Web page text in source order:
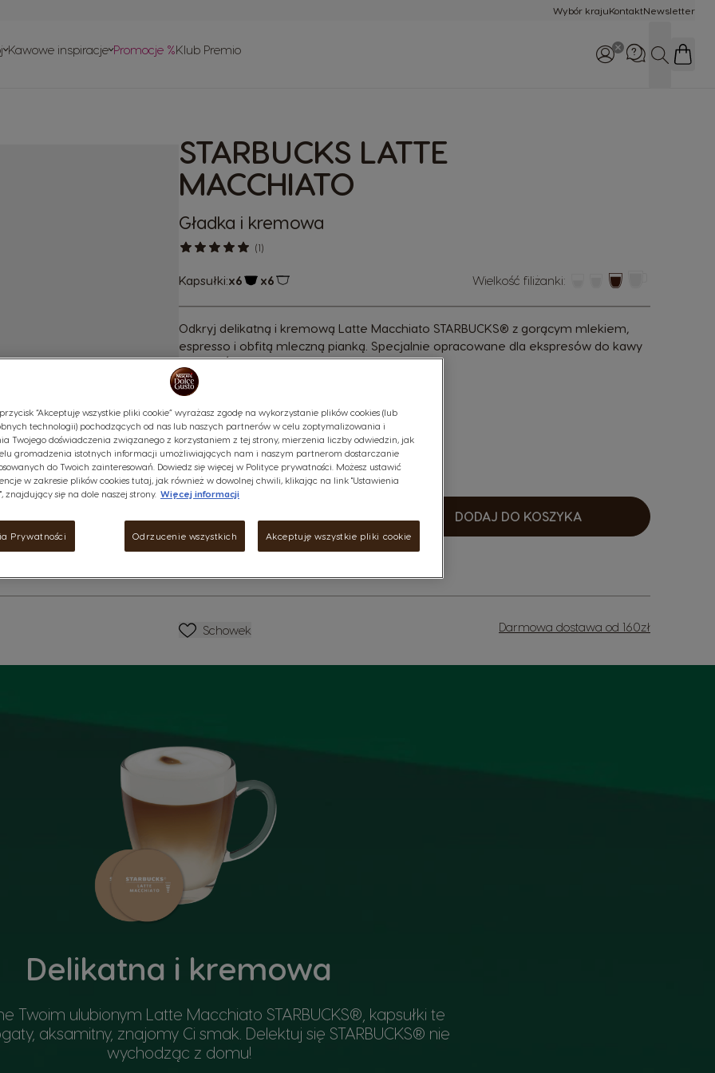
Wybór krajuKontaktNewsletter
Kawowe inspiracje Promocje %Klub Premio SZUKAJ
STARBUCKS LATTE
MACCHIATO
Gładka i kremowa
(1)
Kapsułki:x6 x6 Wielkość filiżanki:
Odkryj delikatną i kremową Latte Macchiato STARBUCKS® z gorącym mlekiem,
espresso i obfitą mleczną pianką. Specjalnie opracowane dla ekspresów do kawy
NESCAFÉ® Dolce Gusto®.
Zobacz skład
29,99 Zł
19,99 Zł
1,67zł /1 kapsułka
Malejąco
Ilość Rosnąco
DODAJ DO KOSZYKA
Darmowa dostawa od 160zł
Lista Życzeń
Schowek
Delikatna i kremowa
Twoim ulubionym Latte Macchiato STARBUCKS®, kapsułki te
aksamitny, znajomy Ci smak. Delektuj się STARBUCKS® nie
wychodząc z domu!
“Akceptuję wszystkie pliki cookie” wyrażasz zgodę na wykorzystanie plików cookies (lub
technologii) pochodzących od nas lub naszych partnerów w celu zoptymalizowania i
Twojego doświadczenia związanego z korzystaniem z tej strony, mierzenia liczby odwiedzin, jak
gromadzenia istotnych informacji umożliwiających nam i naszym partnerom dostarczanie
do Twoich zainteresowań. Dowiedz się więcej w Polityce prywatności. Możesz ustawić
w zakresie plików cookies tutaj, jak również w dowolnej chwili, klikając na link "Ustawienia
znajdujący się na dole naszej strony. Więcej informacji
Prywatności Odrzucenie wszystkich Akceptuję wszystkie pliki cookie